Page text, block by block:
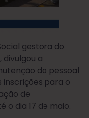
gestora do
divulgou a
do pessoal
inscrições para o
de
o dia 17 de maio.